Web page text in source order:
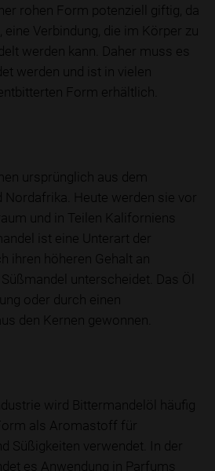
rohen Form potenziell giftig, da
Verbindung, die im Körper zu
werden kann. Daher muss es
werden und ist in vielen
Form erhältlich.
ursprünglich aus dem
Heute werden sie vor
und in Teilen Kaliforniens
ist eine Unterart der
ihren höheren Gehalt an
unterscheidet. Das Öl
oder durch einen
den Kernen gewonnen.
wird Bittermandelöl häufig
als Aromastoff für
Süßigkeiten verwendet. In der
es Anwendung in Parfums